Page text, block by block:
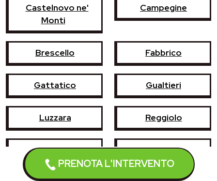
PRENOTA L'INTERVENTO
Castelnovo ne'
Monti
Campegine
Brescello Fabbrico
Gattatico Gualtieri
Luzzara Reggiolo
Rubiera Sant'Ilario d'Enza